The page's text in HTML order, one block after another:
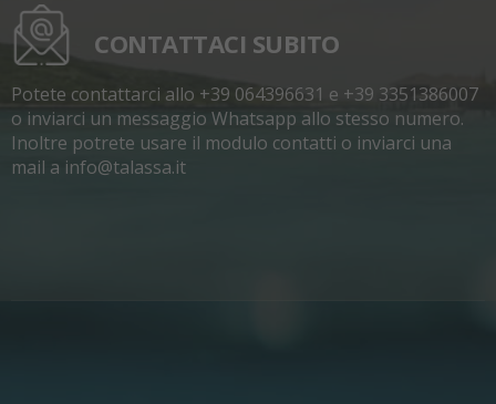
CONTATTACI SUBITO
Potete contattarci allo +39 064396631 e +39 3351386007
o inviarci un messaggio Whatsapp allo stesso numero.
Inoltre potrete usare il modulo contatti o inviarci una
mail a info@talassa.it